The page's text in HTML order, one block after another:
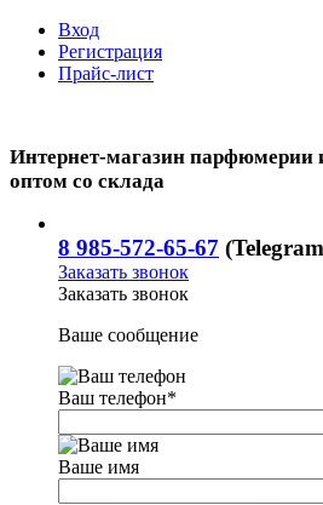
Вход
Регистрация
Прайс-лист
Интернет-магазин парфюмерии
оптом со склада
8 985-572-65-67
Заказать звонок
Заказать звонок
Ваше сообщение
Ваш телефон*
Ваше имя